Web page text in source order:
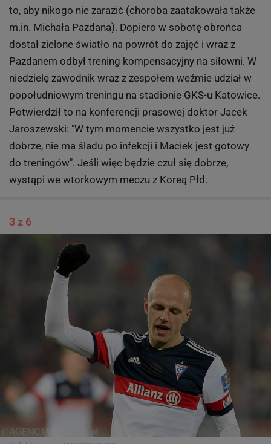
to, aby nikogo nie zarazić (choroba zaatakowała także
m.in. Michała Pazdana). Dopiero w sobotę obrońca
dostał zielone światło na powrót do zajęć i wraz z
Pazdanem odbył trening kompensacyjny na siłowni. W
niedzielę zawodnik wraz z zespołem weźmie udział w
popołudniowym treningu na stadionie GKS-u Katowice.
Potwierdził to na konferencji prasowej doktor Jacek
Jaroszewski: "W tym momencie wszystko jest już
dobrze, nie ma śladu po infekcji i Maciek jest gotowy
do treningów". Jeśli więc będzie czuł się dobrze,
wystąpi we wtorkowym meczu z Koreą Płd.
3 z 6